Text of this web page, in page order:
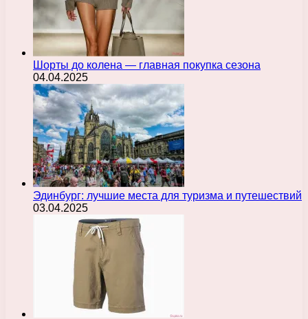
Шорты до колена — главная покупка сезона
04.04.2025
Эдинбург: лучшие места для туризма и путешествий
03.04.2025